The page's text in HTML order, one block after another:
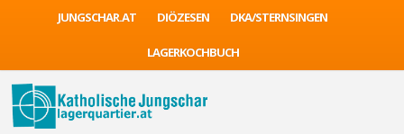
JUNGSCHAR.AT DIÖZESEN DKA/STERNSINGEN
LAGERKOCHBUCH